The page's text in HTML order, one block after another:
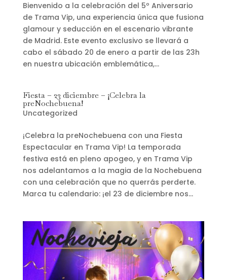
Bienvenido a la celebración del 5º Aniversario
de Trama Vip, una experiencia única que fusiona
glamour y seducción en el escenario vibrante
de Madrid. Este evento exclusivo se llevará a
cabo el sábado 20 de enero a partir de las 23h
en nuestra ubicación emblemática,...
Fiesta – 23 diciembre – ¡Celebra la
preNochebuena!
Uncategorized
¡Celebra la preNochebuena con una Fiesta
Espectacular en Trama Vip! La temporada
festiva está en pleno apogeo, y en Trama Vip
nos adelantamos a la magia de la Nochebuena
con una celebración que no querrás perderte.
Marca tu calendario: ¡el 23 de diciembre nos...